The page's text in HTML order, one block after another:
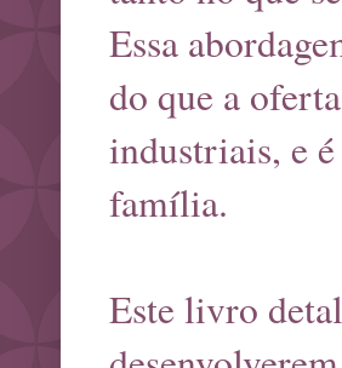
Essa
do que a
industriais, e
família.
Este livro